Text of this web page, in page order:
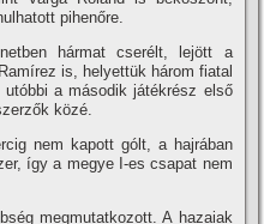
pihenőre.
hármat cserélt, lejött a
is, helyettük három fiatal
a második játékrész első
közé.
nem kapott gólt, a hajrában
í­gy a megye I-es csapat nem
megmutatkozott. A hazaiak